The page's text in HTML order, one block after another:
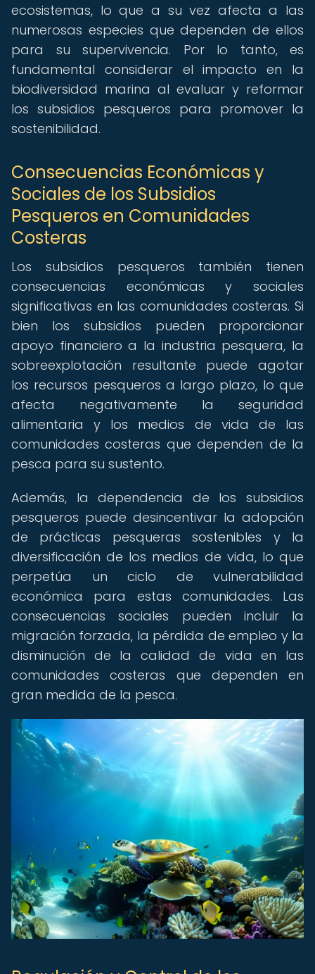
ecosistemas, lo que a su vez afecta a las
numerosas especies que dependen de ellos
para su supervivencia. Por lo tanto, es
fundamental considerar el impacto en la
biodiversidad marina al evaluar y reformar
los subsidios pesqueros para promover la
sostenibilidad.
Consecuencias Económicas y
Sociales de los Subsidios
Pesqueros en Comunidades
Costeras
Los subsidios pesqueros también tienen
consecuencias económicas y sociales
significativas en las comunidades costeras. Si
bien los subsidios pueden proporcionar
apoyo financiero a la industria pesquera, la
sobreexplotación resultante puede agotar
los recursos pesqueros a largo plazo, lo que
afecta negativamente la seguridad
alimentaria y los medios de vida de las
comunidades costeras que dependen de la
pesca para su sustento.
Además, la dependencia de los subsidios
pesqueros puede desincentivar la adopción
de prácticas pesqueras sostenibles y la
diversificación de los medios de vida, lo que
perpetúa un ciclo de vulnerabilidad
económica para estas comunidades. Las
consecuencias sociales pueden incluir la
migración forzada, la pérdida de empleo y la
disminución de la calidad de vida en las
comunidades costeras que dependen en
gran medida de la pesca.